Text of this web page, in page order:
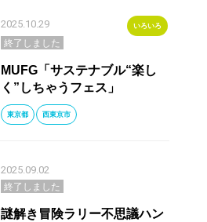
2025.10.29 いろいろ
終了しました
MUFG「サステナブル“楽し
く”しちゃうフェス」
東京都 西東京市
2025.09.02
終了しました
謎解き冒険ラリー不思議ハン